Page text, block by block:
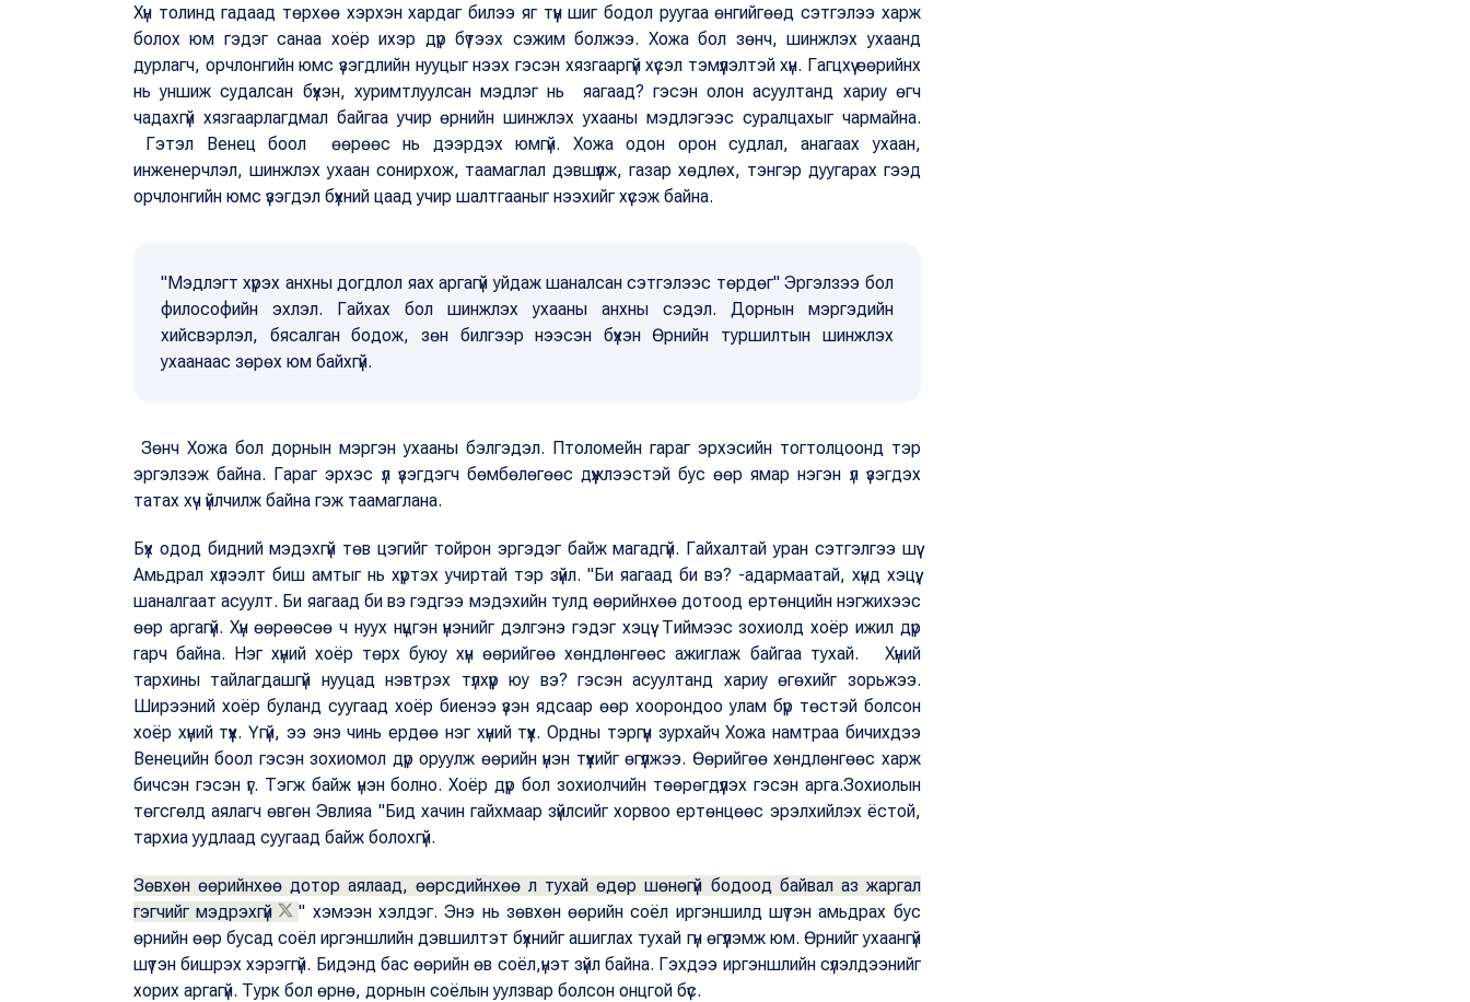
Хүн толинд гадаад төрхөө хэрхэн хардаг билээ яг түүн шиг бодол руугаа өнгийгөөд сэтгэлээ харж
болох юм гэдэг санаа хоёр ихэр дүр бүтээх сэжим болжээ. Хожа бол зөнч, шинжлэх ухаанд
дурлагч, орчлонгийн юмс үзэгдлийн нууцыг нээх гэсэн хязгааргүй хүсэл тэмүүлэлтэй хүн. Гагцхүү өөрийнх
нь уншиж судалсан бүхэн, хуримтлуулсан мэдлэг нь яагаад? гэсэн олон асуултанд хариу өгч
чадахгүй хязгаарлагдмал байгаа учир өрнийн шинжлэх ухааны мэдлэгээс суралцахыг чармайна.
Гэтэл Венец боол өөрөөс нь дээрдэх юмгүй. Хожа одон орон судлал, анагаах ухаан,
инженерчлэл, шинжлэх ухаан сонирхож, таамаглал дэвшүүлж, газар хөдлөх, тэнгэр дуугарах гээд
орчлонгийн юмс үзэгдэл бүхний цаад учир шалтгааныг нээхийг хүсэж байна.
"Мэдлэгт хүрэх анхны догдлол яах аргагүй уйдаж шаналсан сэтгэлээс төрдөг" Эргэлзээ бол
философийн эхлэл. Гайхах бол шинжлэх ухааны анхны сэдэл. Дорнын мэргэдийн
хийсвэрлэл, бясалган бодож, зөн билгээр нээсэн бүхэн Өрнийн туршилтын шинжлэх
ухаанаас зөрөх юм байхгүй.
Зөнч Хожа бол дорнын мэргэн ухааны бэлгэдэл. Птоломейн гараг эрхэсийн тогтолцоонд тэр
эргэлзэж байна. Гараг эрхэс үл үзэгдэгч бөмбөлөгөөс дүүжлээстэй бус өөр ямар нэгэн үл үзэгдэх
татах хүч үйлчилж байна гэж таамаглана.
Бүх одод бидний мэдэхгүй төв цэгийг тойрон эргэдэг байж магадгүй. Гайхалтай уран сэтгэлгээ шүү.
Амьдрал хүлээлт биш амтыг нь хүртэх учиртай тэр зүйл. "Би яагаад би вэ? -адармаатай, хүнд хэцүү,
шаналгаат асуулт. Би яагаад би вэ гэдгээ мэдэхийн тулд өөрийнхөө дотоод ертөнцийн нэгжихээс
өөр аргагүй. Хүн өөрөөсөө ч нуух нүцгэн үнэнийг дэлгэнэ гэдэг хэцүү. Тиймээс зохиолд хоёр ижил дүр
гарч байна. Нэг хүний хоёр төрх буюу хүн өөрийгөө хөндлөнгөөс ажиглаж байгаа тухай. Хүний
тархины тайлагдашгүй нууцад нэвтрэх түлхүүр юу вэ? гэсэн асуултанд хариу өгөхийг зорьжээ.
Ширээний хоёр буланд суугаад хоёр биенээ үзэн ядсаар өөр хоорондоо улам бүр төстэй болсон
хоёр хүний түүх. Үгүй, ээ энэ чинь ердөө нэг хүний түүх. Ордны тэргүүн зурхайч Хожа намтраа бичихдээ
Венецийн боол гэсэн зохиомол дүр оруулж өөрийн үнэн түүхийг өгүүлжээ. Өөрийгөө хөндлөнгөөс харж
бичсэн гэсэн үг. Тэгж байж үнэн болно. Хоёр дүр бол зохиолчийн төөрөгдүүлэх гэсэн арга.Зохиолын
төгсгөлд аялагч өвгөн Эвлияа "Бид хачин гайхмаар зүйлсийг хорвоо ертөнцөөс эрэлхийлэх ёстой,
тархиа уудлаад суугаад байж болохгүй.
Зөвхөн өөрийнхөө дотор аялаад, өөрсдийнхөө л тухай өдөр шөнөгүй бодоод байвал аз жаргал
гэгчийг мэдрэхгүй
" хэмээн хэлдэг. Энэ нь зөвхөн өөрийн соёл иргэншилд шүтэн амьдрах бус
өрнийн өөр бусад соёл иргэншлийн дэвшилтэт бүхнийг ашиглах тухай гүн өгүүлэмж юм. Өрнийг ухаангүй
шүтэн бишрэх хэрэггүй. Бидэнд бас өөрийн өв соёл,үнэт зүйл байна. Гэхдээ иргэншлийн сүлэлдээнийг
хорих аргагүй. Турк бол өрнө, дорнын соёлын уулзвар болсон онцгой бүс.